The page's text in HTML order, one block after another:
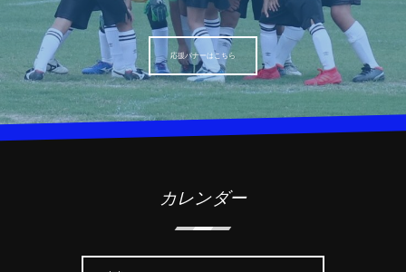
応援バナーはこちら
カレンダー